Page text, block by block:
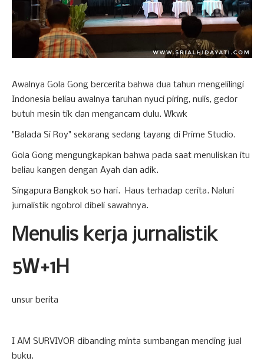
Awalnya Gola Gong bercerita bahwa dua tahun mengelilingi
Indonesia beliau awalnya taruhan nyuci piring, nulis, gedor
butuh mesin tik dan mengancam dulu. Wkwk
"Balada Si Roy" sekarang sedang tayang di Prime Studio.
Gola Gong mengungkapkan bahwa pada saat menuliskan itu
beliau kangen dengan Ayah dan adik.
Singapura Bangkok 50 hari. Haus terhadap cerita. Naluri
jurnalistik ngobrol dibeli sawahnya.
Menulis kerja jurnalistik
5W+1H
unsur berita
I AM SURVIVOR dibanding minta sumbangan mending jual
buku.